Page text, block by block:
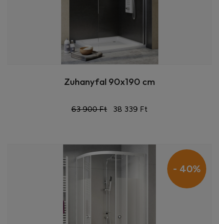
Zuhanyfal 90x190 cm
63 900 Ft 38 339 Ft
- 40%